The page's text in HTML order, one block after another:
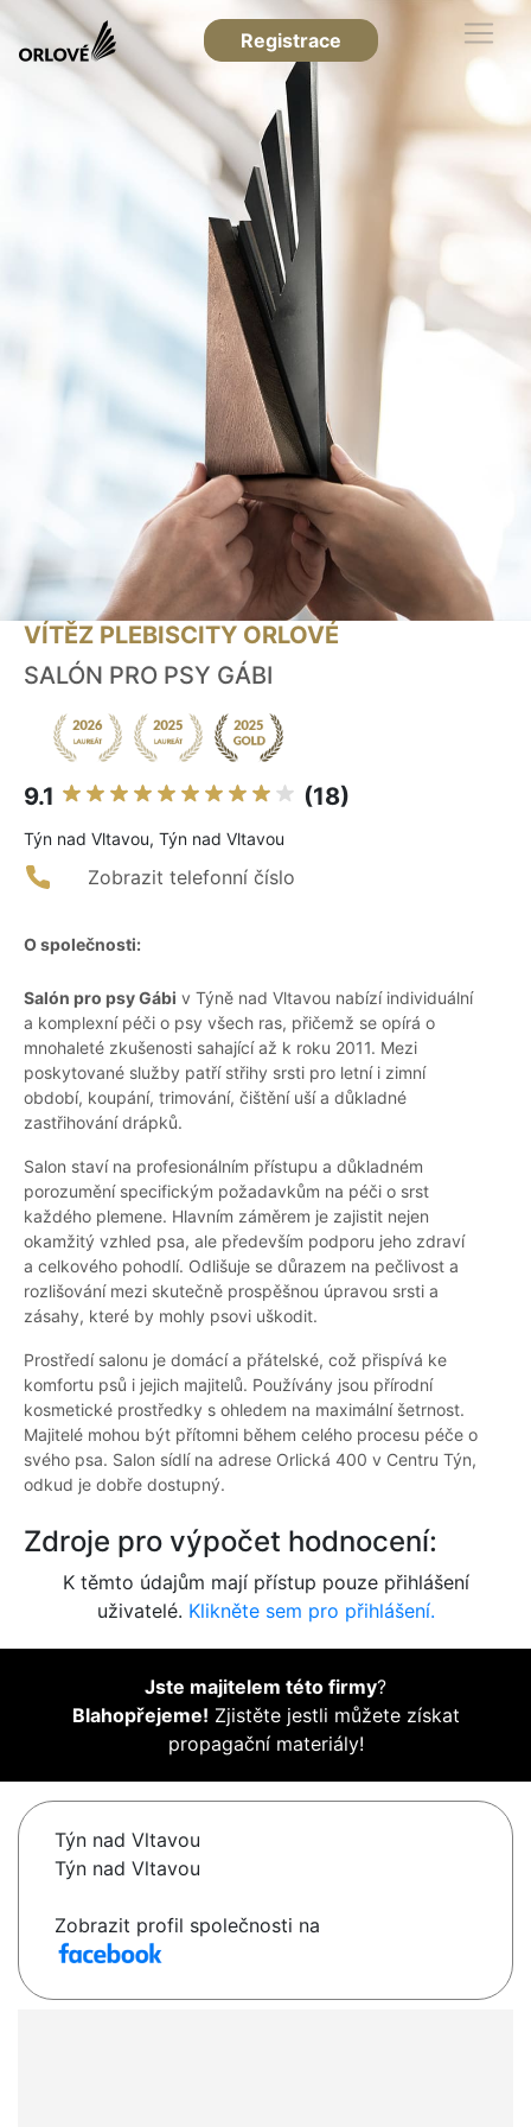
Registrace
VÍTĚZ PLEBISCITY ORLOVÉ
SALÓN PRO PSY GÁBI
9.1 (18)
Týn nad Vltavou, Týn nad Vltavou
Zobrazit telefonní číslo
O společnosti:
Salón pro psy Gábi v Týně nad Vltavou nabízí individuální
a komplexní péči o psy všech ras, přičemž se opírá o
mnohaleté zkušenosti sahající až k roku 2011. Mezi
poskytované služby patří střihy srsti pro letní i zimní
období, koupání, trimování, čištění uší a důkladné
zastřihování drápků.
Salon staví na profesionálním přístupu a důkladném
porozumění specifickým požadavkům na péči o srst
každého plemene. Hlavním záměrem je zajistit nejen
okamžitý vzhled psa, ale především podporu jeho zdraví
a celkového pohodlí. Odlišuje se důrazem na pečlivost a
rozlišování mezi skutečně prospěšnou úpravou srsti a
zásahy, které by mohly psovi uškodit.
Prostředí salonu je domácí a přátelské, což přispívá ke
komfortu psů i jejich majitelů. Používány jsou přírodní
kosmetické prostředky s ohledem na maximální šetrnost.
Majitelé mohou být přítomni během celého procesu péče o
svého psa. Salon sídlí na adrese Orlická 400 v Centru Týn,
odkud je dobře dostupný.
Zdroje pro výpočet hodnocení:
K těmto údajům mají přístup pouze přihlášení
uživatelé. Klikněte sem pro přihlášení.
Jste majitelem této firmy?
Blahopřejeme! Zjistěte jestli můžete získat
propagační materiály!
Týn nad Vltavou
Týn nad Vltavou
Zobrazit profil společnosti na